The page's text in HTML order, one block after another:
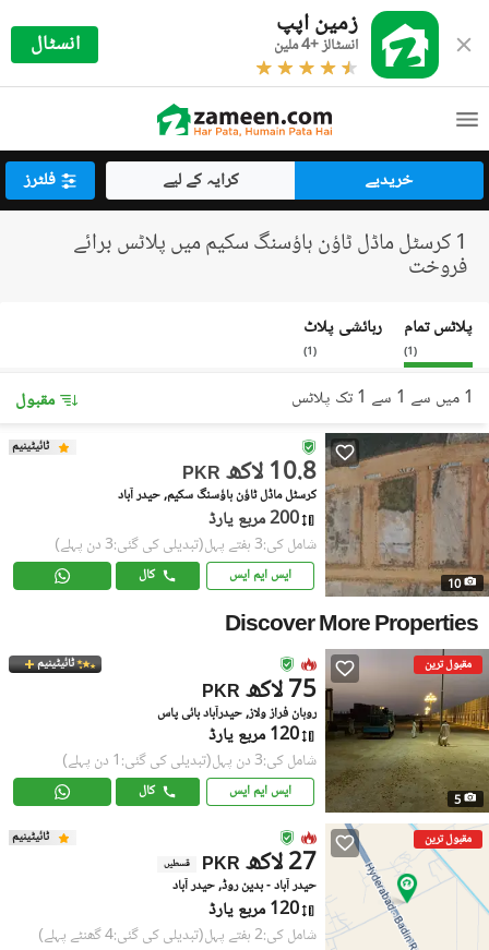
زمین اپپ
انسٹالز +4 ملین انسٹال
خریدیے کرایہ کے لیے فلٹرز
1 کرسٹل ماڈل ٹاؤن ہاؤسنگ سکیم میں پلاٹس برائے
فروخت
پلاٹس تمام
(
1
)
رہائشی پلاٹ
(
1
)
1 میں سے 1 سے 1 تک پلاٹس مقبول
10
ٹائیٹینیم
PKR 10.8 لاکھ
کرسٹل ماڈل ٹاؤن ہاؤسنگ سکیم, حیدر آباد
200 مربع یارڈ
شامل کی:3 ہفتے پہل (تبدیلی کی گئی:3 دن پہلے)
ایس ایم ایس کال
Discover More Properties
مقبول ترین
5
ٹائیٹینیم
PKR 75 لاکھ
روہان فراز ولاز, حیدرآباد بائی پاس
120 مربع یارڈ
شامل کی:3 دن پہل (تبدیلی کی گئی:1 دن پہلے)
ایس ایم ایس کال
مقبول ترین ٹائیٹینیم
PKR 27 لاکھ قسطیں
حیدر آباد - بدین روڈ, حیدر آباد
120 مربع یارڈ
شامل کی:2 ہفتے پہل (تبدیلی کی گئی:4 گھنٹے پہلے)